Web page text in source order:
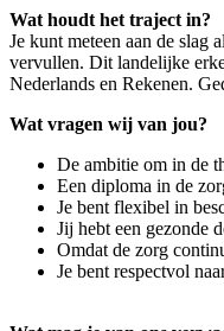
Wat houdt het traject in?
Je kunt meteen aan de slag
vervullen. Dit landelijke
Nederlands en Rekenen.
Wat vragen wij van jou?
De ambitie om in de
Een diploma in de
Je bent flexibel in
Jij hebt een gezonde
Omdat de zorg
Je bent respectvol